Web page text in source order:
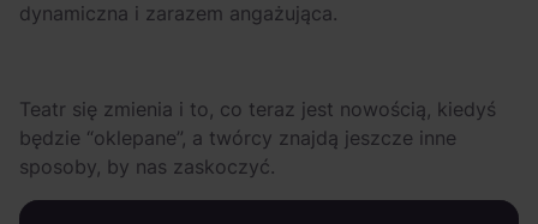
dynamiczna i zarazem angażująca.
Teatr się zmienia i to, co teraz jest nowością, kiedyś
będzie “oklepane”, a twórcy znajdą jeszcze inne
sposoby, by nas zaskoczyć.